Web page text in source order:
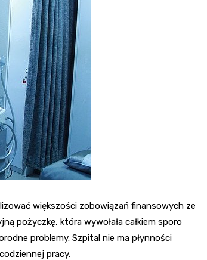
Mikołaja
Rynek i Stare Miasto
Pałac Opatek
Cytadela Twierdzy
Grudziądz
Most im. Bronisława
Malinowskiego
Marina Grudziądz i
nabrzeże
Park Tivoli
Po Prostu Park w
Turznicach
Fryzjer
Poczta
większości zobowiązań finansowych ze
pożyczkę, która wywołała całkiem sporo
problemy. Szpital nie ma płynności
pracy.